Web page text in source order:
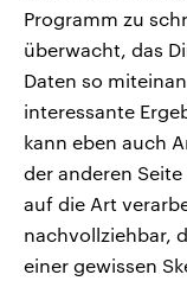
Programm zu
überwacht, das
Daten so
interessante
kann eben auch
der anderen
auf die Art
nachvollziehbar,
einer gewissen